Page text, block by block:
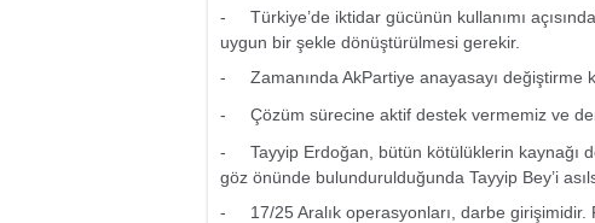
-
Türkiye’de iktidar gücünün kullanımı
uygun bir şekle dönüştürülmesi gerekir.
-
Zamanında AkPartiye anayasayı değiştirme
-
Çözüm sürecine aktif destek vermemiz ve
-
Tayyip Erdoğan, bütün kötülüklerin kaynağı
göz önünde bulundurulduğunda Tayyip Bey’i
-
17/25 Aralık operasyonları, darbe